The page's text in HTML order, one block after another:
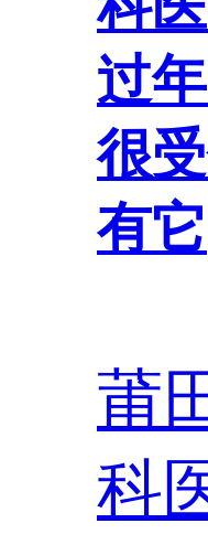
过
很
有它
莆
科